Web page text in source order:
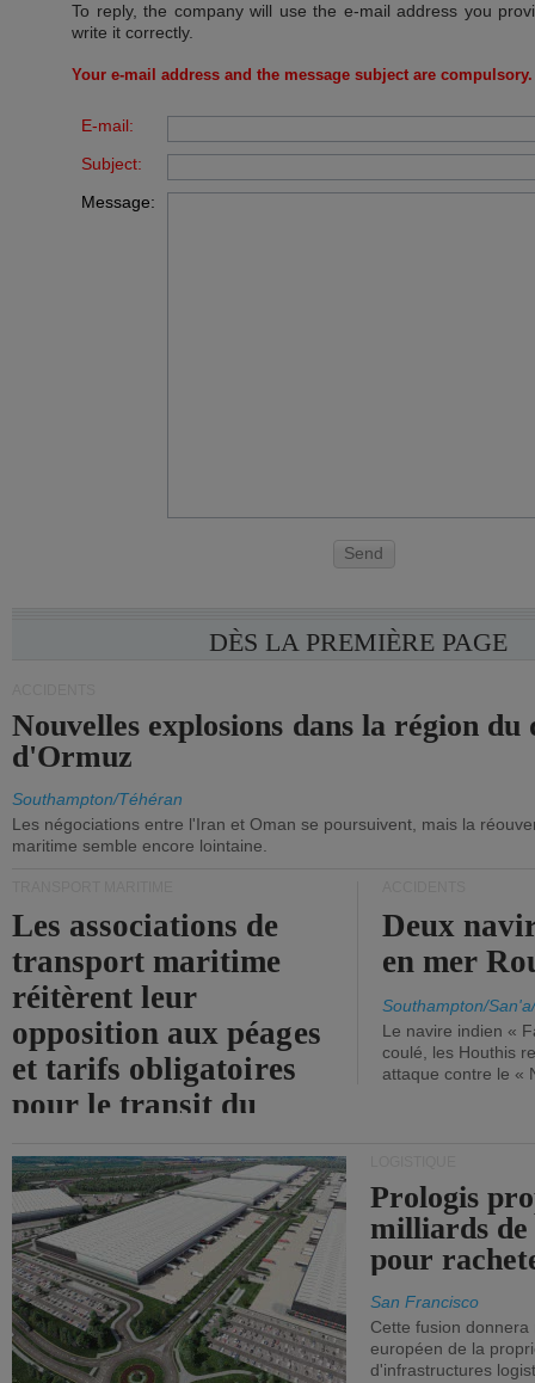
To reply, the company will use the e-mail address you
write it correctly.
Your e-mail address and the message subject are compulsory.
E-mail:
Subject:
Message:
Send
DÈS LA PREMIÈRE PAGE
Nouvelles explosions dans la région
d'Ormuz
Southampton/Téhéran
Les négociations entre l'Iran et Oman se poursuivent, mais la
maritime semble encore lointaine.
Les associations de
transport maritime
réitèrent leur
opposition aux péages
et tarifs obligatoires
pour le transit du
Deux
en mer
Southampton/
Le navire indien «
coulé, les Houthis
attaque contre le «
Prologis
milliards
pour
San Francisco
Cette fusion
européen de la
d'infrastructures